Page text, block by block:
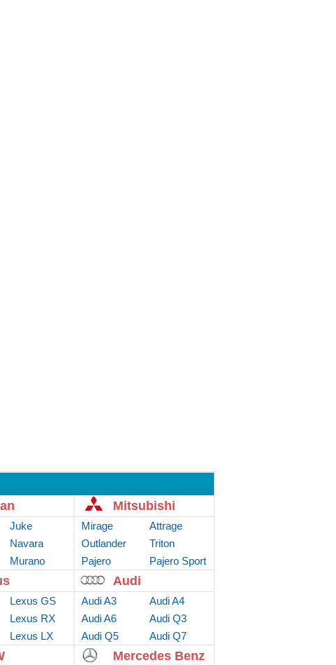
Juke
Navara
Murano
Mitsubishi
Mirage
Attrage
Outlander
Sport
Triton
Pajero
Pajero Sport
Lexus GS
Lexus RX
Lexus LX
Audi
Audi A3
Audi A4
Audi A6
Audi Q3
Audi Q5
Audi Q7
Mercedes Benz